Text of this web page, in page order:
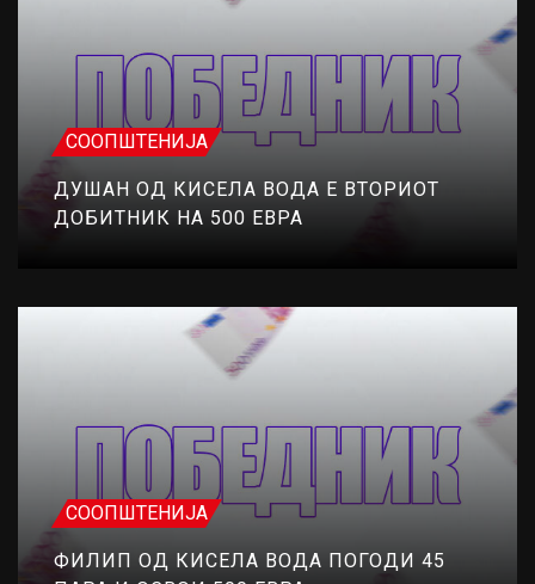
СООПШТЕНИЈА
ДУШАН ОД КИСЕЛА ВОДА Е ВТОРИОТ
ДОБИТНИК НА 500 ЕВРА
СООПШТЕНИЈА
ФИЛИП ОД КИСЕЛА ВОДА ПОГОДИ 45